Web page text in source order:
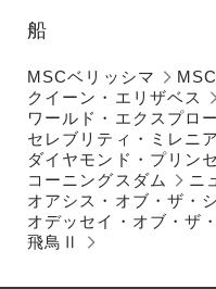
船
MSCベリッシマ
クイーン・エリザベス
ワールド・エクスプロ
セレブリティ・ミレニ
ダイヤモンド・プリン
コーニングスダム
ニ
オアシス・オブ・ザ・
オデッセイ・オブ・ザ
飛鳥Ⅱ